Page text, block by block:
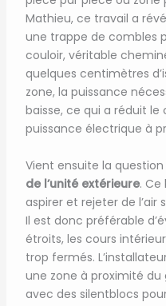
Mathieu, ce travail a
une trappe de combles
couloir, véritable
quelques centimètres
zone, la puissance
baisse, ce qui a réduit le
puissance électrique à
Vient ensuite la question
de l’unité extérieure. Ce
aspirer et rejeter de l’air
Il est donc préférable
étroits, les cours
trop fermés.
une zone à proximité du
avec des silentblocs